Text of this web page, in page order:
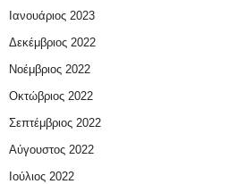
Ιανουάριος 2023
Δεκέμβριος 2022
Νοέμβριος 2022
Οκτώβριος 2022
Σεπτέμβριος 2022
Αύγουστος 2022
Ιούλιος 2022